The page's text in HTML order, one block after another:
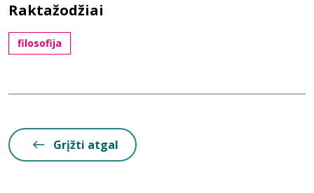
Raktažodžiai
filosofija
Grįžti atgal